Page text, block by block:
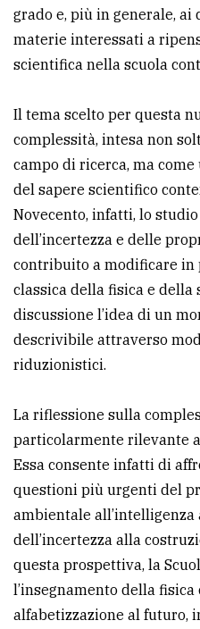
ALTRE
TESTATE
PRIVACY
Privacy
policy
Cookie
policy
grado e, più in generale,
materie interessati a
scientifica nella scuola
Il tema scelto per questa
complessità, intesa non
campo di ricerca, ma
del sapere scientifico
Novecento, infatti, lo
dell’incertezza e delle
contribuito a modificare in
classica della fisica e della
discussione l’idea di un
descrivibile attraverso
riduzionistici.
La riflessione sulla
particolarmente rilevante
Essa consente infatti di
questioni più urgenti del
ambientale
dell’incertezza alla
questa prospettiva, la
l’insegnamento della
alfabetizzazione al futuro,